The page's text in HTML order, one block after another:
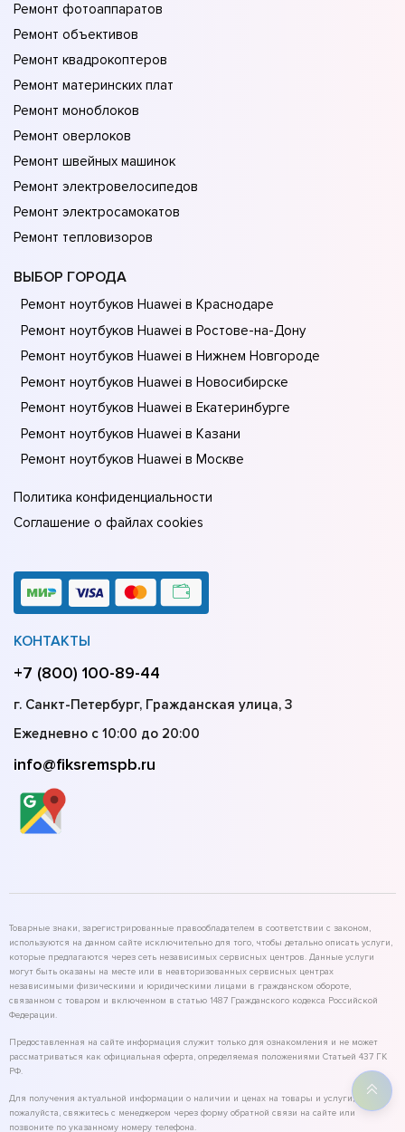
Ремонт фотоаппаратов
Ремонт объективов
Ремонт квадрокоптеров
Ремонт материнских плат
Ремонт моноблоков
Ремонт оверлоков
Ремонт швейных машинок
Ремонт электровелосипедов
Ремонт электросамокатов
Ремонт тепловизоров
ВЫБОР ГОРОДА
Ремонт ноутбуков Huawei в Краснодаре
Ремонт ноутбуков Huawei в Ростове-на-Донy
Ремонт ноутбуков Huawei в Нижнем Новгороде
Ремонт ноутбуков Huawei в Новосибирске
Ремонт ноутбуков Huawei в Екатеринбурге
Ремонт ноутбуков Huawei в Казани
Ремонт ноутбуков Huawei в Москве
Политика конфиденциальности
Соглашение о файлах cookies
КОНТАКТЫ
+7 (800) 100-89-44
г. Санкт-Петербург, Гражданская улица, 3
Ежедневно с 10:00 до 20:00
info@fiksremspb.ru
Товарные знаки, зарегистрированные правообладателем в соответствии с законом,
используются на данном сайте исключительно для того, чтобы детально описать услуги,
которые предлагаются через сеть независимых сервисных центров. Данные услуги
могут быть оказаны на месте или в неавторизованных сервисных центрах
независимыми физическими и юридическими лицами в гражданском обороте,
связанном с товаром и включенном в статью 1487 Гражданского кодекса Российской
Федерации.
Предоставленная на сайте информация служит только для ознакомления и не может
рассматриваться как официальная оферта, определяемая положениями Статьей 437 ГК
РФ.
Для получения актуальной информации о наличии и ценах на товары и услуги,
пожалуйста, свяжитесь с менеджером через форму обратной связи на сайте или
позвоните по указанному номеру телефона.